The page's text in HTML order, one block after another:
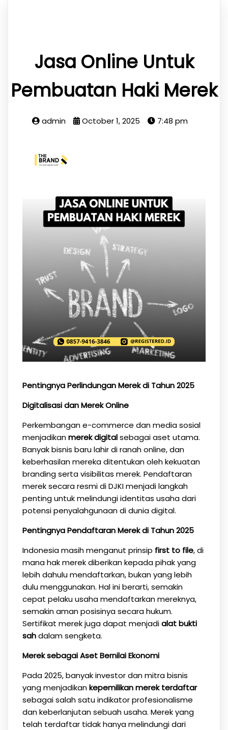
Jasa Online Untuk
Pembuatan Haki Merek
admin October 1, 2025 7:48 pm
Pentingnya Perlindungan Merek di Tahun 2025
Digitalisasi dan Merek Online
Perkembangan e-commerce dan media sosial
menjadikanmerek digitalsebagai aset utama.
Banyak bisnis baru lahir di ranah online, dan
keberhasilan mereka ditentukan oleh kekuatan
branding serta visibilitas merek. Pendaftaran
merek secara resmi di DJKI menjadi langkah
penting untuk melindungi identitas usaha dari
potensi penyalahgunaan di dunia digital.
Pentingnya Pendaftaran Merek di Tahun 2025
Indonesia masih menganut prinsip first to file, di
mana hak merek diberikan kepada pihak yang
lebih dahulu mendaftarkan, bukan yang lebih
dulu menggunakan. Hal ini berarti, semakin
cepat pelaku usaha mendaftarkan mereknya,
semakin aman posisinya secara hukum.
Sertifikat merek juga dapat menjadialat bukti
sahdalam sengketa.
Merek sebagai Aset Bernilai Ekonomi
Pada 2025, banyak investor dan mitra bisnis
yang menjadikankepemilikan merek terdaftar
sebagai salah satu indikator profesionalisme
dan keberlanjutan sebuah usaha. Merek yang
telah terdaftar tidak hanya melindungi dari